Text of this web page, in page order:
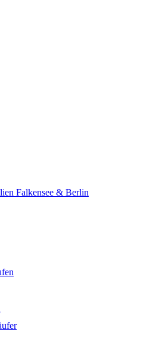
Falkensee & Berlin